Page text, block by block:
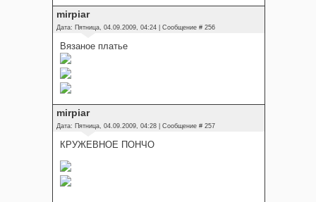
mirpiar
Дата: Пятница, 04.09.2009, 04:24 | Сообщение # 256
Вязаное платье
mirpiar
Дата: Пятница, 04.09.2009, 04:28 | Сообщение # 257
КРУЖЕВНОЕ ПОНЧО